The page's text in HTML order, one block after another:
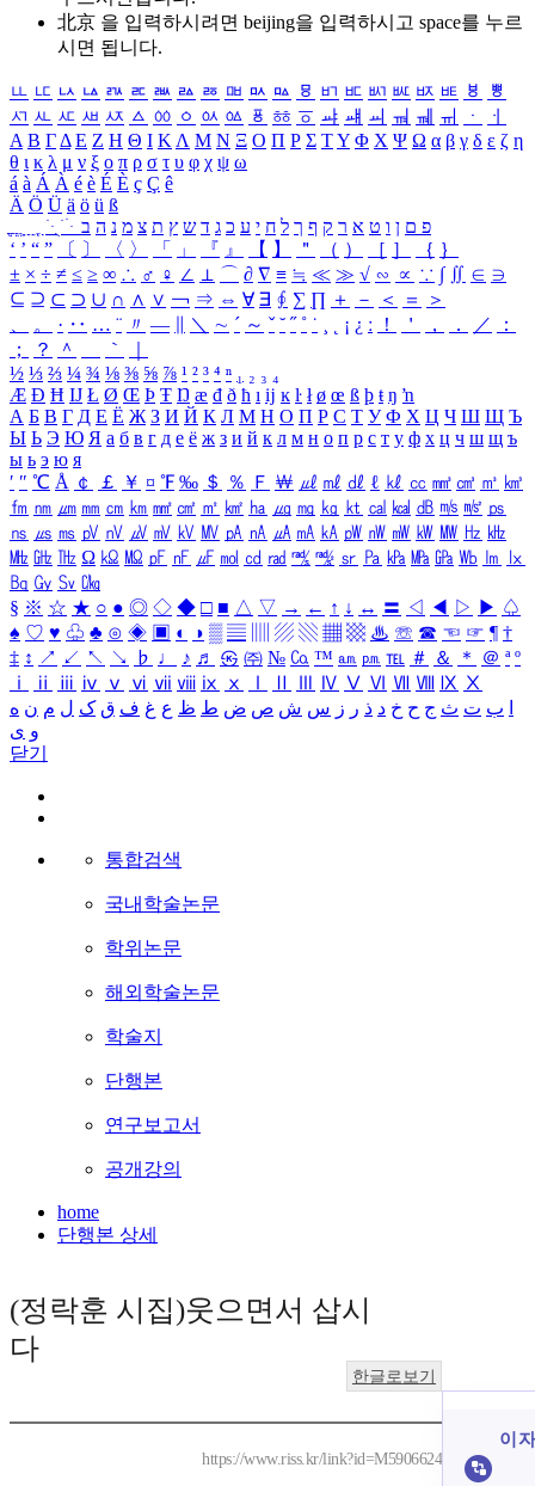
北京 을 입력하시려면 beijing을 입력하시고 space를 누르
시면 됩니다.
ㅥ ㅦ ㅧ ㅨ ㅩ ㅪ ㅫ ㅬ ㅭ ㅮ ㅯ ㅰ ㅱ ㅲ ㅳ ㅴ ㅵ ㅶ ㅷ ㅸ
ㅹ
ㅺ ㅻ ㅼ ㅽ ㅾ ㅿ ㆀ ㆁ ㆂ ㆃ ㆄ ㆅ ㆆ ㆇ ㆈ ㆉ ㆊ ㆋ ㆌ ㆍ
ㆎ
Α Β ΓΔ Ε Ζ Η Θ Ι ΚΛ Μ Ν Ξ Ο Π Ρ Σ ΤΥ Φ Χ Ψ Ω α β γ δ ε ζ η
θ ι κ λ μ ν ξ ο π ρ σ τ υ φ χ ψ ω
á à Á À é è É È ç Ç ê
Ä Ö Ü ä ö ü ß
ִֶֹ ֻּ ׁׂ פ ם ן ו ט א ר ק ף ך ל ח י ע כ ג ד ש ץ ת צ מ נ ה ב
‘ ’ “ ” 〔 〕 〈 〉 「 」 『 』 【 】 ＂ （ ） ［ ］ ｛ ｝
± × ÷ ≠ ≤ ≥ ∞ ∴ ♂ ♀ ∠ ⊥ ⌒ ∂ ∇ ≡ ≒ ≪ ≫ √ ∽ ∝ ∵ ∫ ∬ ∈ ∋
⊆ ⊇ ⊂ ⊃ ∪ ∩ ∧ ∨ ￢ ⇒ ⇔ ∀ ∃ ∮ ∑ ∏ ＋ － ＜ ＝
＞
、
。 · ‥ … ¨ 〃 ― ＼ ∼ ´ ～ ˇ ˘ ˝ ˚ ˙ ¸ ¡ ¿ ː ！ ＇ ， ． ／
：
；
？ ＾ ｀
½ ⅓ ⅔ ¼ ¾ ⅛ ⅜ ⅝ ⅞ ¹ ² ³ ⁴ ⁿ ₁ ₂ ₃ ₄
Æ Ð Ħ Ĳ Ł Ø Œ Þ Ŧ Ŋ æ đ ð ħ ı ĳ ĸ ŀ ł ø œ ß þ ŧ ŋ ŉ
А Б В Г Д Е Ё Ж З И Й К Л М Н О П Р С Т У Ф Х Ц Ч Ш Щ Ъ
Ы Ь Э Ю Я а б в г д е ё ж з и й к л м н о п р с т у ф х ц ч ш щ ъ
ы ь э ю я
′ ″ ℃ Å ￠ ￡ ￥ ¤ ℉ ‰ ＄ ％ Ｆ ￦ ㎕ ㎖ ㎗ ℓ ㎘ ㏄ ㎣ ㎤ ㎥ ㎦
㎙ ㎚ ㎛ ㎜ ㎝ ㎞ ㎟ ㎠ ㎡ ㎢ ㏊ ㎍ ㎎ ㎏ ㏏ ㎈ ㎉ ㏈ ㎧ ㎨ ㎰
㎱ ㎲ ㎳ ㎴ ㎵ ㎶ ㎷ ㎸ ㎹ ㎀ ㎁ ㎂ ㎃ ㎄ ㎺ ㎻ ㎽ ㎾ ㎿ ㎐ ㎑
㎒ ㎓ ㎔ Ω ㏀ ㏁ ㎊ ㎋ ㎌ ㏖ ㏅ ㎭ ㎮ ㎯ ㏛ ㎩ ㎪ ㎫ ㎬ ㏝ ㏐
㏓
㏃ ㏉ ㏜ ㏆
§ ※ ☆ ★ ○ ● ◎ ◇ ◆ □ ■ △ ▽ → ← ↑ ↓ ↔ 〓 ◁ ◀ ▷ ▶ ♤
♠ ♡ ♥ ♧ ♣ ⊙ ◈ ▣ ◐ ◑ ▒ ▤ ▨ ▧ ▦ ▩ ♨ ☏ ☎ ☜ ☞ ¶ †
‡ ↕ ↗ ↙ ↖ ↘ ♭ ♩ ♪ ♬ ㉿ ㈜ № ㏇ ™ ㏂ ㏘ ℡ ＃ ＆ ＊ ＠ ª º
ⅰ
ⅱ ⅲ ⅳ ⅴ ⅵ ⅶ ⅷ ⅸ ⅹ Ⅳ Ⅴ Ⅵ Ⅶ Ⅷ Ⅸ Ⅹ
ب ت ث ج ح خ د ذ ر ز س ش ص ض ط ظ ع غ ف ق ک ل م ن ه
و ی
닫기
통합검색
국내학술논문
학위논문
해외학술논문
학술지
단행본
연구보고서
공개강의
home
단행본 상세
(정락훈 시집)웃으면서 삽시
다
한글로보기
https://www.riss.kr/link?id=M5906624
이